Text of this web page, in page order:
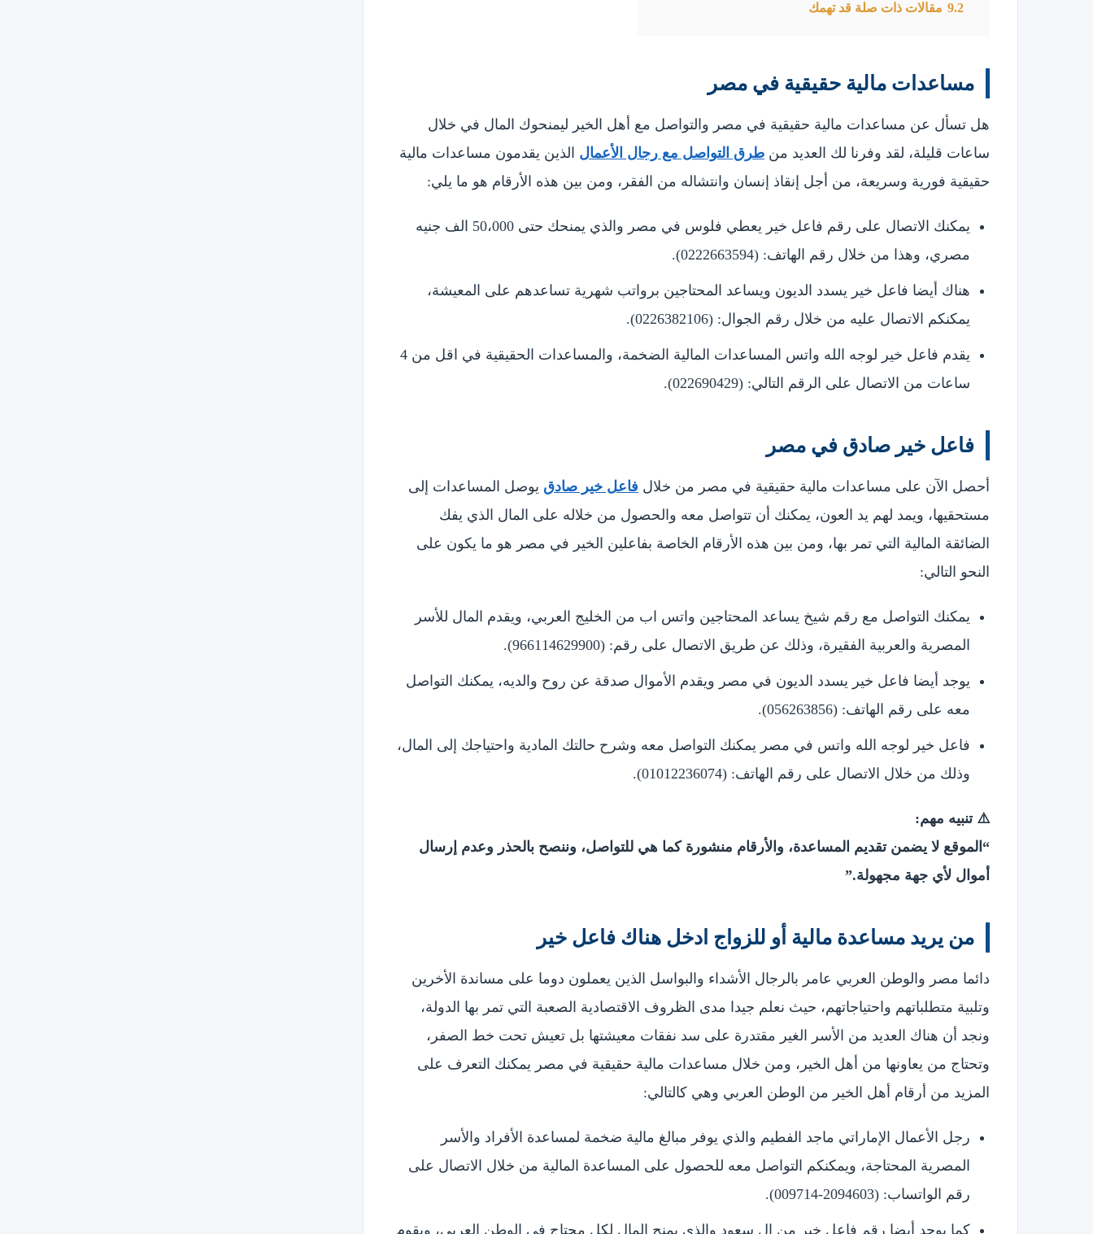
9.2 مقالات ذات صلة قد تهمك
مساعدات مالية حقيقية في مصر
هل تسأل عن مساعدات مالية حقيقية في مصر والتواصل مع أهل الخير ليمنحوك المال في خلال
ساعات قليلة، لقد وفرنا لك العديد من طرق التواصل مع رجال الأعمال الذين يقدمون مساعدات مالية
حقيقية فورية وسريعة، من أجل إنقاذ إنسان وانتشاله من الفقر، ومن بين هذه الأرقام هو ما يلي:
يمكنك الاتصال على رقم فاعل خير يعطي فلوس في مصر والذي يمنحك حتى 50،000 الف جنيه
مصري، وهذا من خلال رقم الهاتف: (0222663594).
هناك أيضا فاعل خير يسدد الديون ويساعد المحتاجين برواتب شهرية تساعدهم على المعيشة،
يمكنكم الاتصال عليه من خلال رقم الجوال: (0226382106).
يقدم فاعل خير لوجه الله واتس المساعدات المالية الضخمة، والمساعدات الحقيقية في اقل من 4
ساعات من الاتصال على الرقم التالي: (022690429).
فاعل خير صادق في مصر
أحصل الآن على مساعدات مالية حقيقية في مصر من خلال فاعل خير صادق يوصل المساعدات إلى
مستحقيها، ويمد لهم يد العون، يمكنك أن تتواصل معه والحصول من خلاله على المال الذي يفك
الضائقة المالية التي تمر بها، ومن بين هذه الأرقام الخاصة بفاعلين الخير في مصر هو ما يكون على
النحو التالي:
يمكنك التواصل مع رقم شيخ يساعد المحتاجين واتس اب من الخليج العربي، ويقدم المال للأسر
المصرية والعربية الفقيرة، وذلك عن طريق الاتصال على رقم: (966114629900).
يوجد أيضا فاعل خير يسدد الديون في مصر ويقدم الأموال صدقة عن روح والديه، يمكنك التواصل
معه على رقم الهاتف: (056263856).
فاعل خير لوجه الله واتس في مصر يمكنك التواصل معه وشرح حالتك المادية واحتياجك إلى المال،
وذلك من خلال الاتصال على رقم الهاتف: (01012236074).
⚠️ تنبيه مهم:
“الموقع لا يضمن تقديم المساعدة، والأرقام منشورة كما هي للتواصل، وننصح بالحذر وعدم إرسال
أموال لأي جهة مجهولة.”
من يريد مساعدة مالية أو للزواج ادخل هناك فاعل خير
دائما مصر والوطن العربي عامر بالرجال الأشداء والبواسل الذين يعملون دوما على مساندة الأخرين
وتلبية متطلباتهم واحتياجاتهم، حيث نعلم جيدا مدى الظروف الاقتصادية الصعبة التي تمر بها الدولة،
ونجد أن هناك العديد من الأسر الغير مقتدرة على سد نفقات معيشتها بل تعيش تحت خط الصفر،
وتحتاج من يعاونها من أهل الخير، ومن خلال مساعدات مالية حقيقية في مصر يمكنك التعرف على
المزيد من أرقام أهل الخير من الوطن العربي وهي كالتالي:
رجل الأعمال الإماراتي ماجد الفطيم والذي يوفر مبالغ مالية ضخمة لمساعدة الأفراد والأسر
المصرية المحتاجة، ويمكنكم التواصل معه للحصول على المساعدة المالية من خلال الاتصال على
رقم الواتساب: (2094603-009714).
كما يوجد أيضا رقم فاعل خير من ال سعود والذي يمنح المال لكل محتاج في الوطن العربي، ويقوم